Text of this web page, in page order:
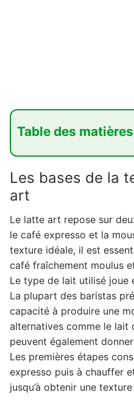
Table des matières
2. Apprendre les
art
3. Astuces pour
4. Laissez parler
œuvres d'art sur café
5. En route pour un
Les bases de la
art
Le latte art repose sur
le café expresso et la
texture idéale, il est
café fraîchement moulus
Le type de lait utilisé joue
La plupart des baristas
capacité à produire une
alternatives comme le lait
peuvent également
Les premières étapes
expresso puis à chauffer
jusqu’à obtenir une